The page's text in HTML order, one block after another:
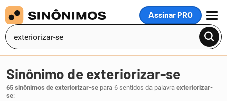
Assinar PRO
MENU
Sinônimo de exteriorizar-se
65 sinônimos de exteriorizar-se para 6 sentidos da palavra exteriorizar-
se: